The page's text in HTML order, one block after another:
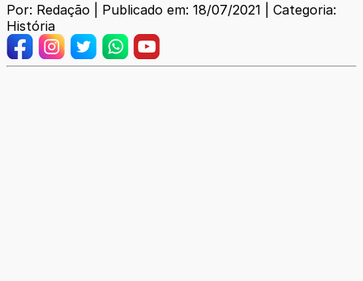
Por: Redação | Publicado em: 18/07/2021 | Categoria:
História